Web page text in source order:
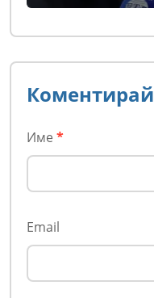
Коментирай
Име *
Email